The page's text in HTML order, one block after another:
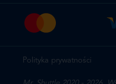
Polityka prywatności